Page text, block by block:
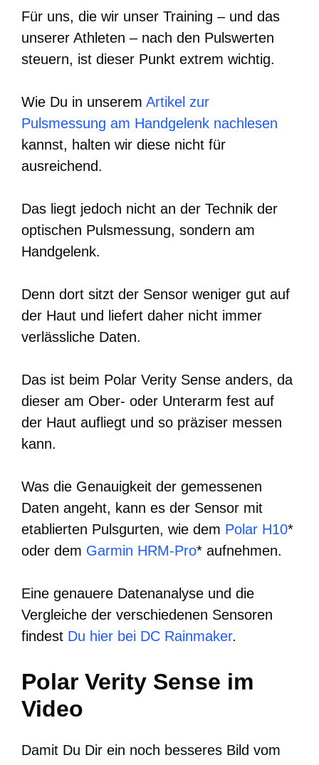
Für uns, die wir unser Training – und das
unserer Athleten – nach den Pulswerten
steuern, ist dieser Punkt extrem wichtig.
Wie Du in unserem Artikel zur
Pulsmessung am Handgelenk nachlesen
kannst, halten wir diese nicht für
ausreichend.
Das liegt jedoch nicht an der Technik der
optischen Pulsmessung, sondern am
Handgelenk.
Denn dort sitzt der Sensor weniger gut auf
der Haut und liefert daher nicht immer
verlässliche Daten.
Das ist beim Polar Verity Sense anders, da
dieser am Ober- oder Unterarm fest auf
der Haut aufliegt und so präziser messen
kann.
Was die Genauigkeit der gemessenen
Daten angeht, kann es der Sensor mit
etablierten Pulsgurten, wie dem Polar H10*
oder dem Garmin HRM-Pro* aufnehmen.
Eine genauere Datenanalyse und die
Vergleiche der verschiedenen Sensoren
findest Du hier bei DC Rainmaker.
Polar Verity Sense im
Video
Damit Du Dir ein noch besseres Bild vom